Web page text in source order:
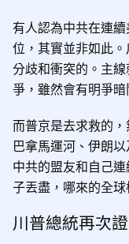
有人認為中共在連
位，其實並非如此
分歧和衝突的。主
爭，雖然會有明爭
而普京是去求救的
巴拿馬運河、伊朗
中共的盟友和自己
子丟盡，哪來的全球
川普總統再次